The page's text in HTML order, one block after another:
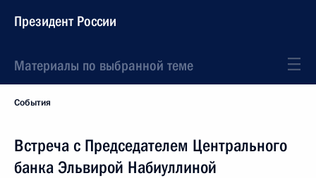
Президент России
Материалы по выбранной теме
События
Встреча с Председателем Центрального
банка Эльвирой Набиуллиной